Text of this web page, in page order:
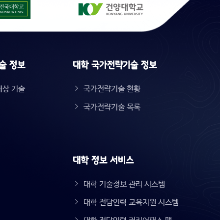
정보
상 기술
대학 국가전략기술 정보
국가전략기술 현황
국가전략기술 목록
대학 정보 서비스
대학 기술정보 관리 시스템
대학 전담인력 교육지원 시스템